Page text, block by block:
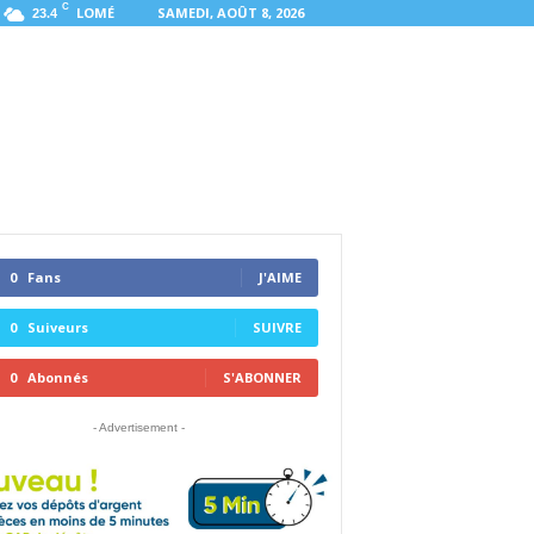
23.4 C LOMÉ SAMEDI, AOÛT 8, 2026
0 Fans J'AIME
0 Suiveurs SUIVRE
0 Abonnés S'ABONNER
- Advertisement -